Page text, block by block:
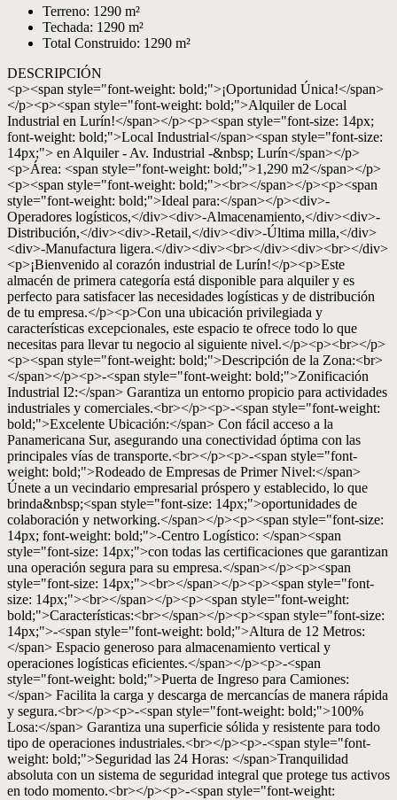
Terreno: 1290 m²
Techada: 1290 m²
Total Construido: 1290 m²
DESCRIPCIÓN
<p><span style="font-weight: bold;">¡Oportunidad Única!</span>
</p><p><span style="font-weight: bold;">Alquiler de Local
Industrial en Lurín!</span></p><p><span style="font-size: 14px;
font-weight: bold;">Local Industrial</span><span style="font-size:
14px;"> en Alquiler - Av. Industrial -&nbsp; Lurín</span></p>
<p>Área: <span style="font-weight: bold;">1,290 m2</span></p>
<p><span style="font-weight: bold;"><br></span></p><p><span
style="font-weight: bold;">Ideal para:</span></p><div>-
Operadores logísticos,</div><div>-Almacenamiento,</div><div>-
Distribución,</div><div>-Retail,</div><div>-Última milla,</div>
<div>-Manufactura ligera.</div><div><br></div><div><br></div>
<p>¡Bienvenido al corazón industrial de Lurín!</p><p>Este
almacén de primera categoría está disponible para alquiler y es
perfecto para satisfacer las necesidades logísticas y de distribución
de tu empresa.</p><p>Con una ubicación privilegiada y
características excepcionales, este espacio te ofrece todo lo que
necesitas para llevar tu negocio al siguiente nivel.</p><p><br></p>
<p><span style="font-weight: bold;">Descripción de la Zona:<br>
</span></p><p>-<span style="font-weight: bold;">Zonificación
Industrial I2:</span> Garantiza un entorno propicio para actividades
industriales y comerciales.<br></p><p>-<span style="font-weight:
bold;">Excelente Ubicación:</span> Con fácil acceso a la
Panamericana Sur, asegurando una conectividad óptima con las
principales vías de transporte.<br></p><p>-<span style="font-
weight: bold;">Rodeado de Empresas de Primer Nivel:</span>
Únete a un vecindario empresarial próspero y establecido, lo que
brinda&nbsp;<span style="font-size: 14px;">oportunidades de
colaboración y networking.</span></p><p><span style="font-size:
14px; font-weight: bold;">-Centro Logístico: </span><span
style="font-size: 14px;">con todas las certificaciones que garantizan
una operación segura para su empresa.</span></p><p><span
style="font-size: 14px;"><br></span></p><p><span style="font-
size: 14px;"><br></span></p><p><span style="font-weight:
bold;">Características:<br></span></p><p><span style="font-size:
14px;">-<span style="font-weight: bold;">Altura de 12 Metros:
</span> Espacio generoso para almacenamiento vertical y
operaciones logísticas eficientes.</span></p><p>-<span
style="font-weight: bold;">Puerta de Ingreso para Camiones:
</span> Facilita la carga y descarga de mercancías de manera rápida
y segura.<br></p><p>-<span style="font-weight: bold;">100%
Losa:</span> Garantiza una superficie sólida y resistente para todo
tipo de operaciones industriales.<br></p><p>-<span style="font-
weight: bold;">Seguridad las 24 Horas: </span>Tranquilidad
absoluta con un sistema de seguridad integral que protege tus activos
en todo momento.<br></p><p>-<span style="font-weight: